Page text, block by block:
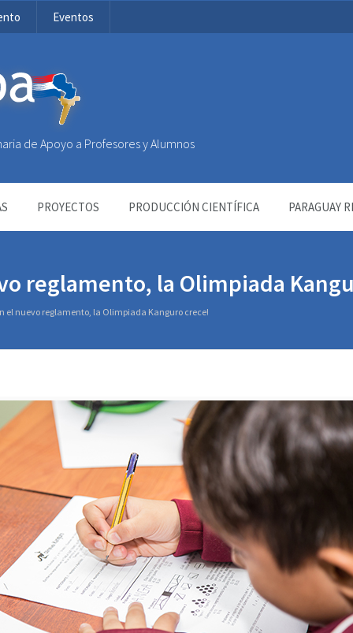
Eventos
de Apoyo a Profesores y Alumnos
PROYECTOS PRODUCCIÓN CIENTÍFICA PARAGUAY
reglamento, la Olimpiada
el nuevo reglamento, la Olimpiada Kanguro crece!